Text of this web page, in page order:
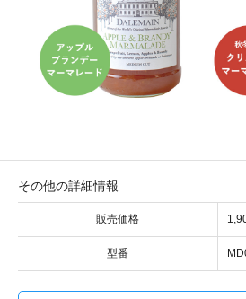
その他の詳細情報
販売価格
型番